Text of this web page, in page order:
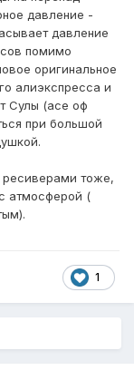
давление -
давление
помимо
оригинальное
алиэкспресса и
Сулы (асе оф
при большой
тоже,
атмосферой (
1